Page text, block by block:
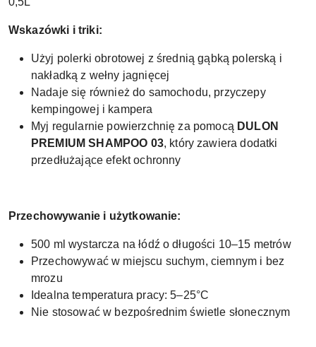
Wskazówki i triki:
Użyj polerki obrotowej z średnią gąbką polerską i
nakładką z wełny jagnięcej
Nadaje się również do samochodu, przyczepy
kempingowej i kampera
Myj regularnie powierzchnię za pomocą DULON
PREMIUM SHAMPOO 03, który zawiera dodatki
przedłużające efekt ochronny
Przechowywanie i użytkowanie:
500 ml wystarcza na łódź o długości 10–15 metrów
Przechowywać w miejscu suchym, ciemnym i bez
mrozu
Idealna temperatura pracy: 5–25°C
Nie stosować w bezpośrednim świetle słonecznym